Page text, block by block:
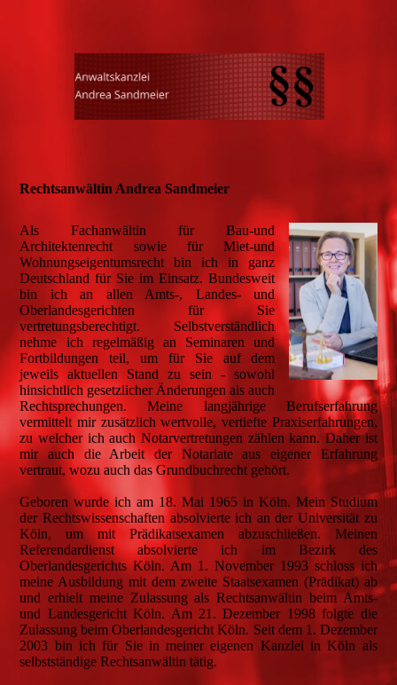
Rechtsanwältin Andrea Sandmeier
Als Fachanwältin für Bau-und
Architektenrecht sowie für Miet-und
Wohnungseigentumsrecht bin ich in ganz
Deutschland für Sie im Einsatz. Bundesweit
bin ich an allen Amts-, Landes- und
Oberlandesgerichten für Sie
vertretungsberechtigt. Selbstverständlich
nehme ich regelmäßig an Seminaren und
Fortbildungen teil, um für Sie auf dem
jeweils aktuellen Stand zu sein - sowohl
hinsichtlich gesetzlicher Änderungen als auch
Rechtsprechungen. Meine langjährige Berufserfahrung
vermittelt mir zusätzlich wertvolle, vertiefte Praxiserfahrungen,
zu welcher ich auch Notarvertretungen zählen kann. Daher ist
mir auch die Arbeit der Notariate aus eigener Erfahrung
vertraut, wozu auch das Grundbuchrecht gehört.
Geboren wurde ich am 18. Mai 1965 in Köln. Mein Studium
der Rechtswissenschaften absolvierte ich an der Universität zu
Köln, um mit Prädikatsexamen abzuschließen. Meinen
Referendardienst absolvierte ich im Bezirk des
Oberlandesgerichts Köln. Am 1. November 1993 schloss ich
meine Ausbildung mit dem zweite Staatsexamen (Prädikat) ab
und erhielt meine Zulassung als Rechtsanwältin beim Amts-
und Landesgericht Köln. Am 21. Dezember 1998 folgte die
Zulassung beim Oberlandesgericht Köln. Seit dem 1. Dezember
2003 bin ich für Sie in meiner eigenen Kanzlei in Köln als
selbstständige Rechtsanwältin tätig.